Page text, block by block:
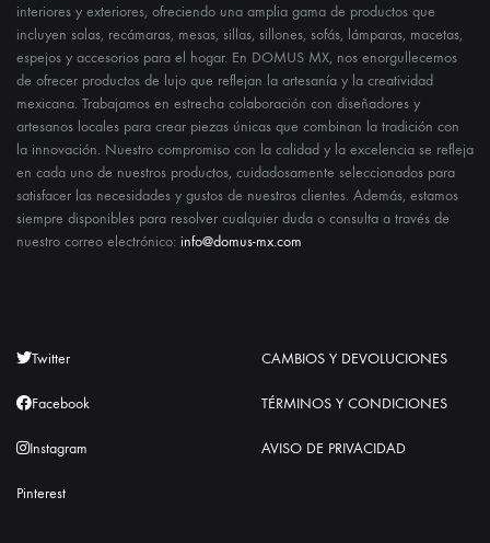
interiores y exteriores, ofreciendo una amplia gama de productos que
incluyen salas, recámaras, mesas, sillas, sillones, sofás, lámparas, macetas,
espejos y accesorios para el hogar. En DOMUS MX, nos enorgullecemos
de ofrecer productos de lujo que reflejan la artesanía y la creatividad
mexicana. Trabajamos en estrecha colaboración con diseñadores y
artesanos locales para crear piezas únicas que combinan la tradición con
la innovación. Nuestro compromiso con la calidad y la excelencia se refleja
en cada uno de nuestros productos, cuidadosamente seleccionados para
satisfacer las necesidades y gustos de nuestros clientes. Además, estamos
siempre disponibles para resolver cualquier duda o consulta a través de
nuestro correo electrónico: info@domus-mx.com
Twitter
Facebook
Instagram
Pinterest
CAMBIOS Y DEVOLUCIONES
TÉRMINOS Y CONDICIONES
AVISO DE PRIVACIDAD